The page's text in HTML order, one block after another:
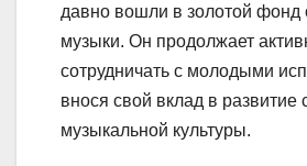
давно вошли в золотой фонд
музыки. Он продолжает
сотрудничать с молодыми
внося свой вклад в развитие
музыкальной культуры.